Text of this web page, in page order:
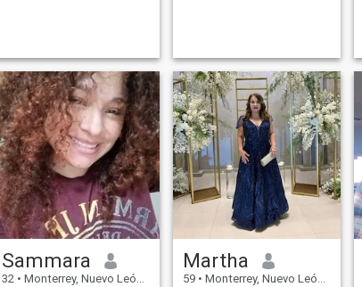
gusta cuidarme, aprender,
viajar y compartir
y soñadora.. risueña y fe
Sammara
32 • Monterrey, Nuevo León, Mexico
Martha
59 • Monterrey, Nuevo León, Mexico